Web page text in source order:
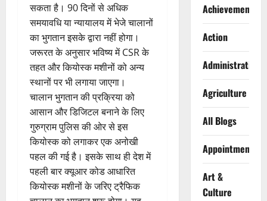
सकता है। 90 दिनों से अधिक
समयावधि या न्यायालय में भेजे चालानों
का भुगतान इसके द्वारा नहीं होगा।
जरूरत के अनुसार भविष्य में CSR के
तहत और कियोस्क मशीनों को अन्य
स्थानों पर भी लगाया जाएगा।
चालान भुगतान की प्रक्रिया को
आसान और डिजिटल बनाने के लिए
गुरुग्राम पुलिस की ओर से इस
कियोस्क को लगाकर एक अनोखी
पहल की गई है। इसके साथ ही देश में
पहली बार क्यूआर कोड आधारित
कियोस्क मशीनों के जरिए ट्रैफिक
Achievements
Action
Administration
Agriculture
All Blogs
Appointments
Art &
Culture